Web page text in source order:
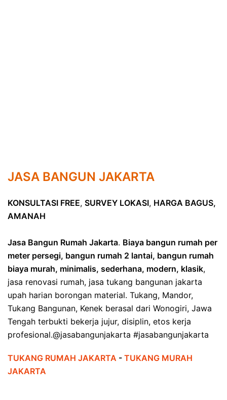
JASA BANGUN JAKARTA
KONSULTASI FREE, SURVEY LOKASI, HARGA BAGUS,
AMANAH
Jasa Bangun Rumah Jakarta. Biaya bangun rumah per
meter persegi, bangun rumah 2 lantai, bangun rumah
biaya murah, minimalis, sederhana, modern, klasik,
jasa renovasi rumah, jasa tukang bangunan jakarta
upah harian borongan material. Tukang, Mandor,
Tukang Bangunan, Kenek berasal dari Wonogiri, Jawa
Tengah terbukti bekerja jujur, disiplin, etos kerja
profesional.@jasabangunjakarta #jasabangunjakarta
TUKANG RUMAH JAKARTA - TUKANG MURAH
JAKARTA